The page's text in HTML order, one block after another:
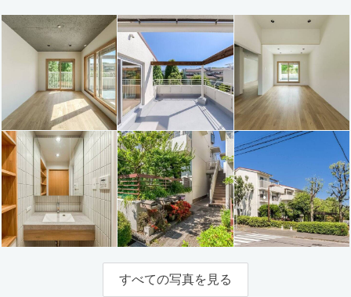
すべての写真を見る